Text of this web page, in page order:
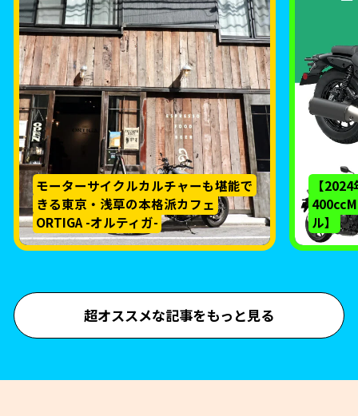
モーターサイクルカルチャーも堪能で
きる東京・浅草の本格派カフェ
ORTIGA -オルティガ-
【
ル】
超オススメな記事をもっと見る